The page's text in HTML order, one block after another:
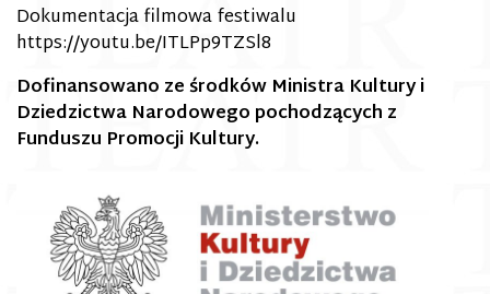
Dokumentacja filmowa festiwalu
https://youtu.be/ITLPp9TZSl8
Dofinansowano ze środków Ministra Kultury i
Dziedzictwa Narodowego pochodzących z
Funduszu Promocji Kultury.